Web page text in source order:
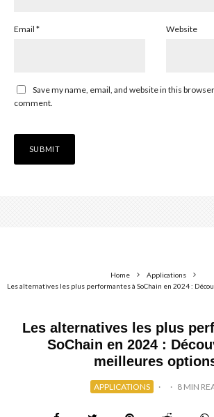
Email * Website
Save my name, email, and website in this
comment.
Home
Applications
Les alternatives les plus performantes à SoChain en 2024 :
Les alternatives les plus
SoChain en 2024 :
meilleures
APPLICATIONS · · 8 MIN